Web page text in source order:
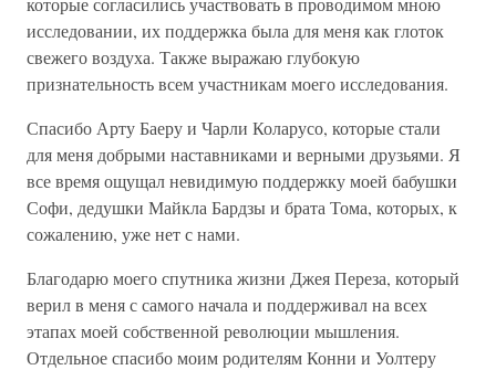
исследовании, их поддержка была для меня как глоток
свежего воздуха. Также выражаю глубокую
признательность всем участникам моего исследования.
Спасибо Арту Баеру и Чарли Коларусо, которые стали
для меня добрыми наставниками и верными друзьями. Я
все время ощущал невидимую поддержку моей бабушки
Софи, дедушки Майкла Бардзы и брата Тома, которых, к
сожалению, уже нет с нами.
Благодарю моего спутника жизни Джея Переза, который
верил в меня с самого начала и поддерживал на всех
этапах моей собственной революции мышления.
Отдельное спасибо моим родителям Конни и Уолтеру